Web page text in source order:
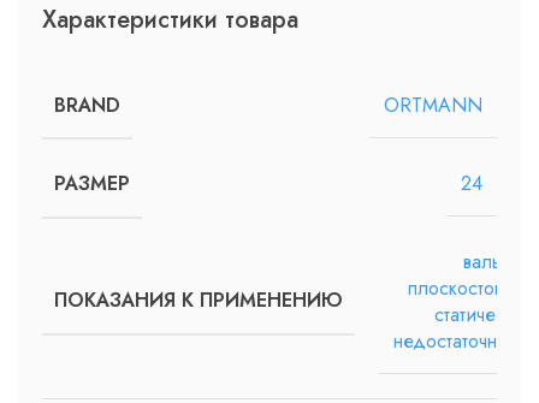
Характеристики товара
BRAND ORTMANN
РАЗМЕР 24
ПОКАЗАНИЯ К ПРИМЕНЕНИЮ
вальгус,
плоскостопие,
статическая
недостаточность